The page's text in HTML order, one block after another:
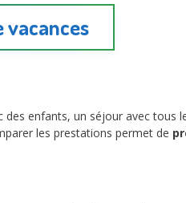
vacances
des enfants, un séjour avec tous
les prestations permet de